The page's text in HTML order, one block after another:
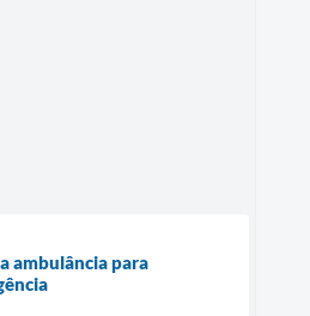
ambulância para